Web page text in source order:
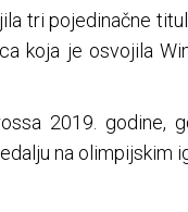
tri pojedinačne
koja je osvojila
2019. godine,
na olimpijskim